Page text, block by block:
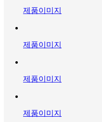
제품이미지
제품이미지
제품이미지
제품이미지